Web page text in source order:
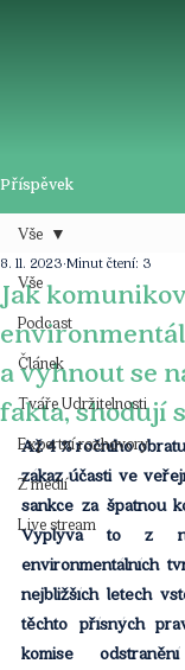
Příspěvek
Vše
Podcast
Článek
Tváře Udržitelnosti
Expertní rozhovory
Z médií
Live stream
Vše
Jak
a vyhnout se
fakta, shodují
8. 11. 2023 Minut čtení: 3
Až 4 % ročního
zákaz účasti ve
sankce za špatnou
Vyplývá to z
environmentálních
nejbližších letech
těchto přísných
komise